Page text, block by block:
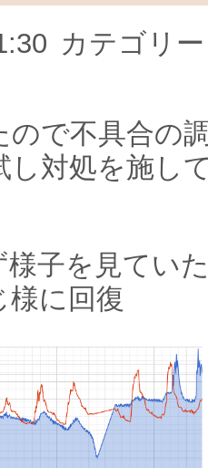
カテゴリ
ので不具合の
し対処を施し
様子を見てい
様に回復